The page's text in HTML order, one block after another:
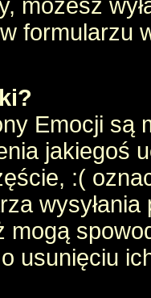
możesz
formularzu
Emocji są
jakiegoś
:(
mogą
usunięciu